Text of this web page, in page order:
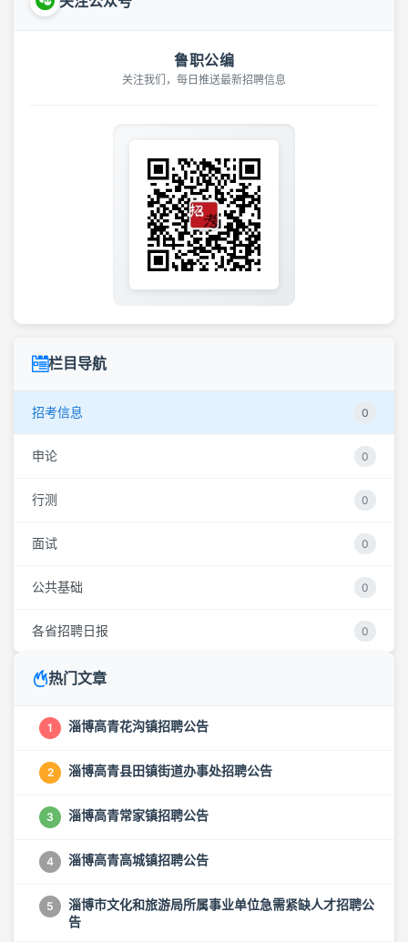
鲁职公编
关注我们，每日推送最新招聘信息
栏目导航
招考信息 0
申论 0
行测 0
面试 0
公共基础 0
各省招聘日报 0
热门文章
1 淄博高青花沟镇招聘公告
2 淄博高青县田镇街道办事处招聘公告
3 淄博高青常家镇招聘公告
4 淄博高青高城镇招聘公告
5
淄博市文化和旅游局所属事业单位急需紧缺人才招聘公
告